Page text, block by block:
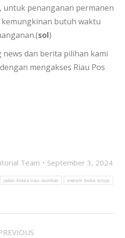
untuk penanganan permanen
butuh waktu
sol)
dan berita pilihan kami
mengakses Riau Pos
Team
September 3, 2024
jalan lintas riau sumbar sistem buka tutup